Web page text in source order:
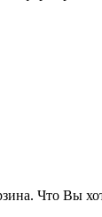
Что Вы